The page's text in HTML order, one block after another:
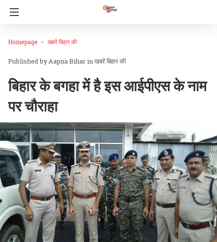
Homepage खबरें बिहार की
Aapna Bihar inखबरें बिहार की
बिहार के बगहा में है इस आईपीएस के नाम
पर चौराहा